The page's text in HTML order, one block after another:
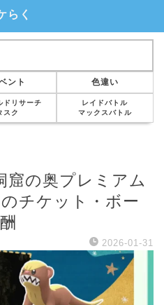
らく
ント 色違い
ドリサーチ
スク
レイドバトル
マックスバトル
窟の奥プレミアム
チケット・ボー
2026-01-31